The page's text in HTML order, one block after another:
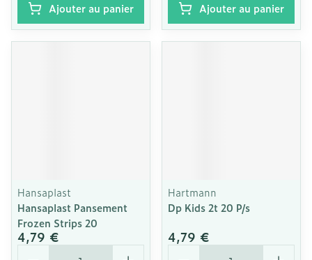
Ajouter au panier Ajouter au panier
Hansaplast
Hansaplast Pansement
Frozen Strips 20
4,79 €
Quantité
Hartmann
Dp Kids 2t 20 P/s
4,79 €
Quantité